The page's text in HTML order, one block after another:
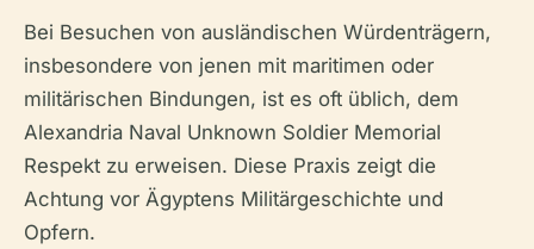
Bei Besuchen von ausländischen Würdenträgern,
insbesondere von jenen mit maritimen oder
militärischen Bindungen, ist es oft üblich, dem
Alexandria Naval Unknown Soldier Memorial
Respekt zu erweisen. Diese Praxis zeigt die
Achtung vor Ägyptens Militärgeschichte und
Opfern.